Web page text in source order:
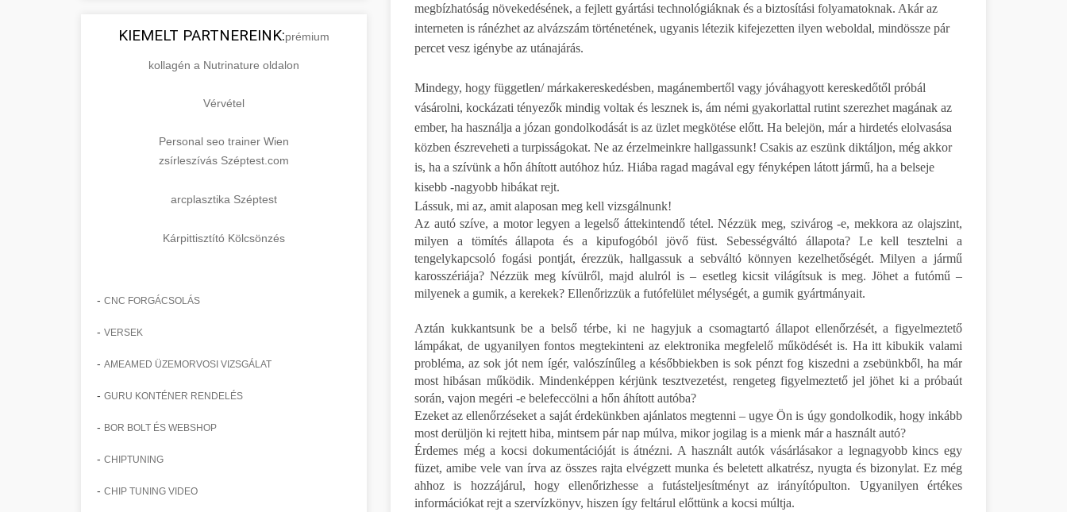
KIEMELT PARTNEREINK:prémium
kollagén a Nutrinature oldalon
Vérvétel
Personal seo trainer Wien
zsírleszívás Széptest.com
arcplasztika Széptest
Kárpittisztító Kölcsönzés
- CNC FORGÁCSOLÁS
- VERSEK
- AMEAMED ÜZEMORVOSI VIZSGÁLAT
- GURU KONTÉNER RENDELÉS
- BOR BOLT ÉS WEBSHOP
- CHIPTUNING
- CHIP TUNING VIDEO
megbízhatóság növekedésének, a fejlett gyártási technológiáknak és a biztosítási folyamatoknak. Akár az
interneten is ránézhet az alvázszám történetének, ugyanis létezik kifejezetten ilyen weboldal, mindössze pár
percet vesz igénybe az utánajárás.
Mindegy, hogy független/ márkakereskedésben, magánembertől vagy jóváhagyott kereskedőtől próbál
vásárolni, kockázati tényezők mindig voltak és lesznek is, ám némi gyakorlattal rutint szerezhet magának az
ember, ha használja a józan gondolkodását is az üzlet megkötése előtt. Ha belejön, már a hirdetés elolvasása
közben észreveheti a turpisságokat. Ne az érzelmeinkre hallgassunk! Csakis az eszünk diktáljon, még akkor
is, ha a szívünk a hőn áhított autóhoz húz. Hiába ragad magával egy fényképen látott jármű, ha a belseje
kisebb -nagyobb hibákat rejt.
Lássuk, mi az, amit alaposan meg kell vizsgálnunk!
Az autó szíve, a motor legyen a legelső áttekintendő tétel. Nézzük meg, szivárog -e, mekkora az olajszint,
milyen a tömítés állapota és a kipufogóból jövő füst. Sebességváltó állapota? Le kell tesztelni a
tengelykapcsoló fogási pontját, érezzük, hallgassuk a sebváltó könnyen kezelhetőségét. Milyen a jármű
karosszériája? Nézzük meg kívülről, majd alulról is – esetleg kicsit világítsuk is meg. Jöhet a futómű –
milyenek a gumik, a kerekek? Ellenőrizzük a futófelület mélységét, a gumik gyártmányait.
Aztán kukkantsunk be a belső térbe, ki ne hagyjuk a csomagtartó állapot ellenőrzését, a figyelmeztető
lámpákat, de ugyanilyen fontos megtekinteni az elektronika megfelelő működését is. Ha itt kibukik valami
probléma, az sok jót nem ígér, valószínűleg a későbbiekben is sok pénzt fog kiszedni a zsebünkből, ha már
most hibásan működik. Mindenképpen kérjünk tesztvezetést, rengeteg figyelmeztető jel jöhet ki a próbaút
során, vajon megéri -e belefeccölni a hőn áhított autóba?
Ezeket az ellenőrzéseket a saját érdekünkben ajánlatos megtenni – ugye Ön is úgy gondolkodik, hogy inkább
most derüljön ki rejtett hiba, mintsem pár nap múlva, mikor jogilag is a mienk már a használt autó?
Érdemes még a kocsi dokumentációját is átnézni. A használt autók vásárlásakor a legnagyobb kincs egy
füzet, amibe vele van írva az összes rajta elvégzett munka és beletett alkatrész, nyugta és bizonylat. Ez még
ahhoz is hozzájárul, hogy ellenőrizhesse a futásteljesítményt az irányítópulton. Ugyanilyen értékes
információkat rejt a szervízkönyv, hiszen így feltárul előttünk a kocsi múltja.